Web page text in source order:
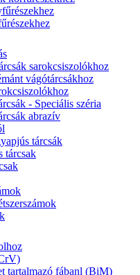
sarokcsiszolókhoz
vágótárcsákhoz
- Speciális széria
abrazív
tárcsák
tárcsak
tartalmazó fábanl (BiM)